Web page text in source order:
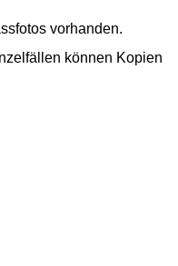
vorhanden.
können Kopien